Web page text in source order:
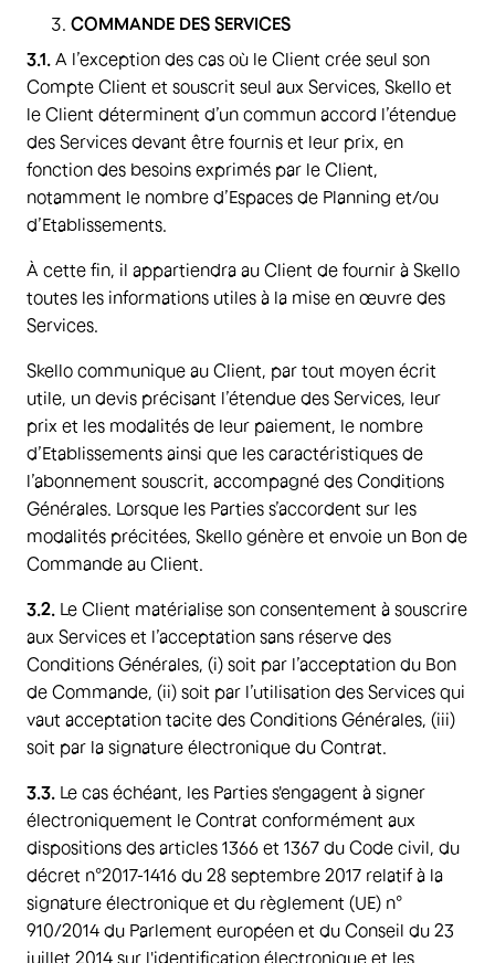
COMMANDE DES SERVICES
3.1. A l’exception des cas où le Client crée seul son
Compte Client et souscrit seul aux Services, Skello et
le Client déterminent d’un commun accord l’étendue
des Services devant être fournis et leur prix, en
fonction des besoins exprimés par le Client,
notamment le nombre d’Espaces de Planning et/ou
d’Etablissements.
À cette fin, il appartiendra au Client de fournir à Skello
toutes les informations utiles à la mise en œuvre des
Services.
Skello communique au Client, par tout moyen écrit
utile, un devis précisant l’étendue des Services, leur
prix et les modalités de leur paiement, le nombre
d’Etablissements ainsi que les caractéristiques de
l’abonnement souscrit, accompagné des Conditions
Générales. Lorsque les Parties s’accordent sur les
modalités précitées, Skello génère et envoie un Bon de
Commande au Client.
3.2. Le Client matérialise son consentement à souscrire
aux Services et l’acceptation sans réserve des
Conditions Générales, (i) soit par l’acceptation du Bon
de Commande, (ii) soit par l’utilisation des Services qui
vaut acceptation tacite des Conditions Générales, (iii)
soit par la signature électronique du Contrat.
3.3. Le cas échéant, les Parties s'engagent à signer
électroniquement le Contrat conformément aux
dispositions des articles 1366 et 1367 du Code civil, du
décret n°2017-1416 du 28 septembre 2017 relatif à la
signature électronique et du règlement (UE) n°
910/2014 du Parlement européen et du Conseil du 23
juillet 2014 sur l'identification électronique et les